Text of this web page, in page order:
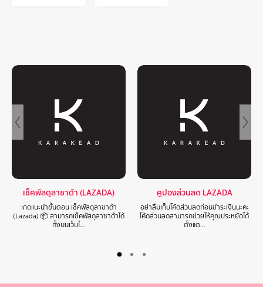
เช็คพัสดุลาซาด้า (LAZADA)
เกดแนะนำขั้นตอน เช็คพัสดุลาซาด้า
(Lazada) 📦 สามารถเช็คพัสดุลาซาด้าได้
ทั้งบนเว็บไ…
คูปองส่วนลด LAZADA
อย่าลืมเก็บโค้ดส่วนลดก่อนชำระเงินนะคะ
โค้ดส่วนลดสามารถช่วยให้คุณประหยัดได้
ตั้งแต…